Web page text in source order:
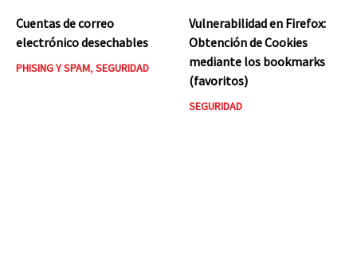
Cuentas de correo
electrónico desechables
PHISING Y SPAM, SEGURIDAD
Vulnerabilidad en Firefox:
Obtención de Cookies
mediante los bookmarks
(favoritos)
SEGURIDAD